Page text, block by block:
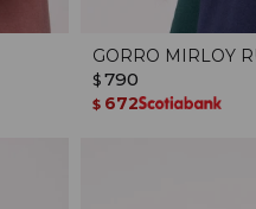
GORRO MIRLOY
$ 790
$ 672